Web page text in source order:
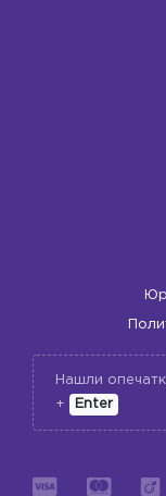
Нашли
+
Enter